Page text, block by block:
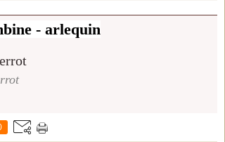
- arlequin